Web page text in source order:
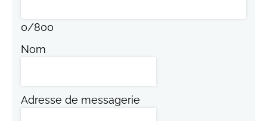
0/800
Nom
Adresse de messagerie